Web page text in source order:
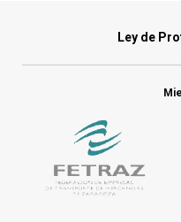
Ley de